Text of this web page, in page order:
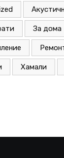
За дома
Хамали